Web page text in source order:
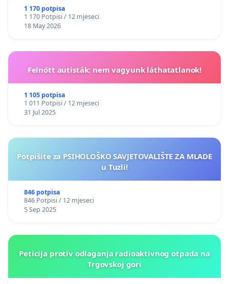
1 170 potpisa
1 170 Potpisi / 12 mjeseci
18 May 2026
Felnőtt autisták: nem vagyunk láthatatlanok!
1 105 potpisa
1 011 Potpisi / 12 mjeseci
31 Jul 2025
Potpišite za PSIHOLOŠKO SAVJETOVALIŠTE ZA MLADE
u Tuzli!
846 potpisa
846 Potpisi / 12 mjeseci
5 Sep 2025
Peticija protiv odlaganja radioaktivnog otpada na
Trgovskoj gori